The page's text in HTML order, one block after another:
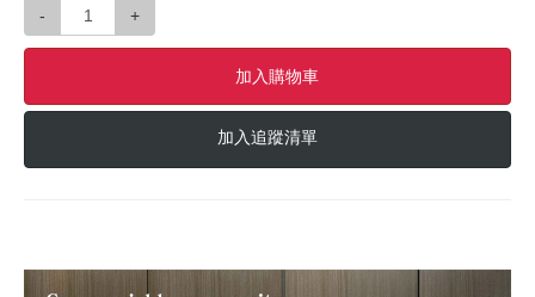
-
+
加入購物車
加入追蹤清單